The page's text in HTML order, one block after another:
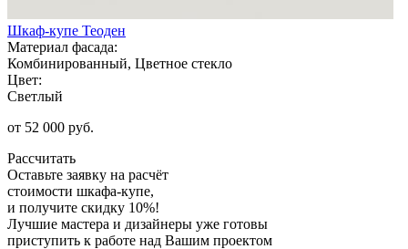
Шкаф-купе Теоден
Материал фасада:
Комбинированный, Цветное стекло
Цвет:
Светлый
от 52 000 руб.
Рассчитать
Оставьте заявку на расчёт
стоимости шкафа-купе,
и получите скидку 10%!
Лучшие мастера и дизайнеры уже готовы
приступить к работе над Вашим проектом